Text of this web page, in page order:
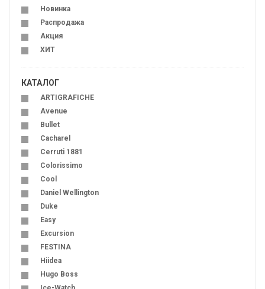
Новинка
Распродажа
Акция
ХИТ
КАТАЛОГ
ARTIGRAFICHE
Avenue
Bullet
Cacharel
Cerruti 1881
Colorissimo
Cool
Daniel Wellington
Duke
Easy
Excursion
FESTINA
Hiidea
Hugo Boss